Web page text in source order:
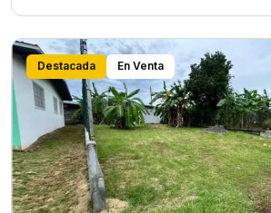
Destacada En Venta